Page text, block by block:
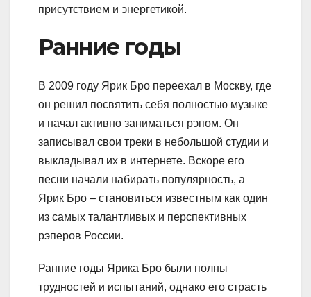
присутствием и энергетикой.
Ранние годы
В 2009 году Ярик Бро переехал в Москву, где
он решил посвятить себя полностью музыке
и начал активно заниматься рэпом. Он
записывал свои треки в небольшой студии и
выкладывал их в интернете. Вскоре его
песни начали набирать популярность, а
Ярик Бро – становиться известным как один
из самых талантливых и перспективных
рэперов России.
Ранние годы Ярика Бро были полны
трудностей и испытаний, однако его страсть